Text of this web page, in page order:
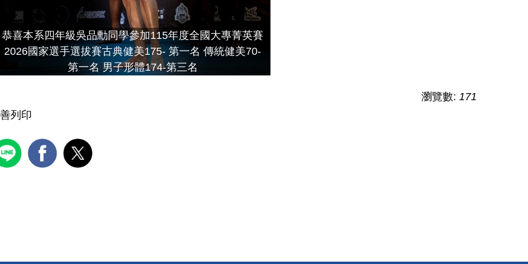
恭喜本系四年級吳品勳同學參加115年度全國大專菁英賽
2026國家選手選拔賽古典健美175- 第一名 傳統健美70-
第一名 男子形體174-第三名
瀏覽數: 171
列印